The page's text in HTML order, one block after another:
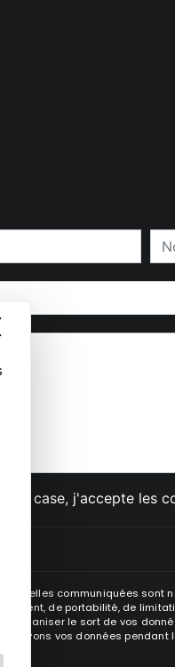
Masquer le
case, j'accepte les
communiquées sont
de portabilité, de
d’organiser le sort de vos
vos données